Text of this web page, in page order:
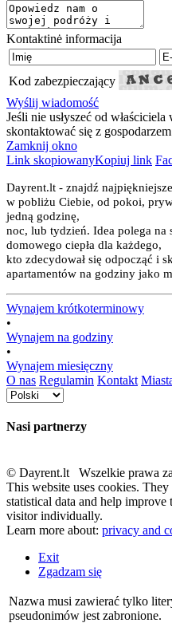
Kontaktinė informacija
Kod zabezpieczający
Wyślij wiadomość
Jeśli nie usłyszeć od
skontaktować się z
Zamknij okno
Link skopiowanyKopiuj link
Dayrent.lt - znajdź
w pobliżu Ciebie, od pokoi,
jedną godzinę,
noc, lub tydzień. Idea polega na
domowego ciepła dla każdego,
kto zdecydował się odpocząć i
apartamentów na godziny jako
Wynajem krótkoterminowy
•
Wynajem na godziny
•
Wynajem miesięczny
O nas Regulamin Kontakt
Nasi partnerzy
© Dayrent.lt Wszelkie prawa
This website uses cookies.
statistical data and help
visitor individually.
Learn more about: privacy and
Exit
Zgadzam się
Nazwa musi zawierać tylko
pseudonimów jest zabronione.